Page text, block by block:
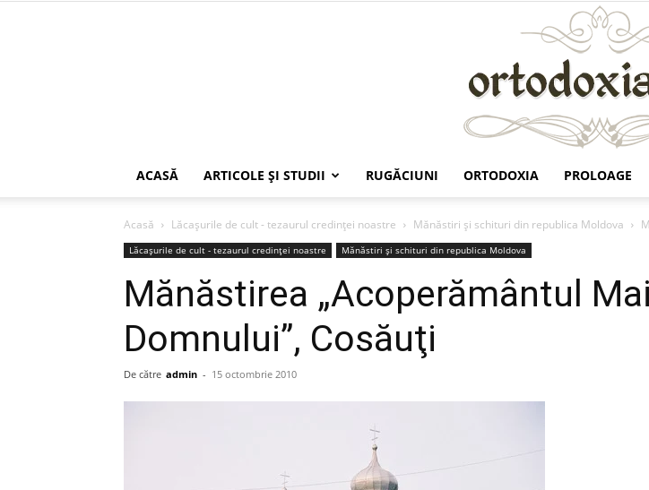
ACASĂ ARTICOLE ŞI STUDII RUGĂCIUNI ORTODOXIA PROLOAGE
Acasă Lăcaşurile de cult - tezaurul credinţei noastre Mănăstiri şi schituri din republica Moldova
Lăcaşurile de cult - tezaurul credinţei noastre Mănăstiri şi schituri din republica Moldova
Mănăstirea „Acoperământul
Domnului”, Cosăuţi
De către admin - 15 octombrie 2010